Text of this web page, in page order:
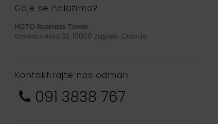
Gdje se nalazimo?
HOTO Business Tower
Savska cesta 32, 10000 Zagreb, Croatia
Kontaktirajte nas odmah
091 3838 767